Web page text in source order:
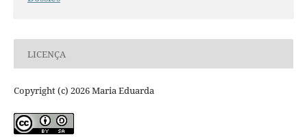
LICENÇA
Copyright (c) 2026 Maria Eduarda